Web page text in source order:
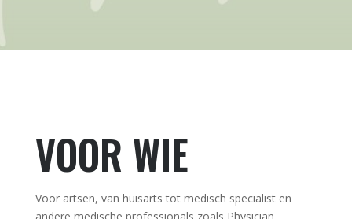
VOOR WIE
Voor artsen, van huisarts tot medisch specialist en